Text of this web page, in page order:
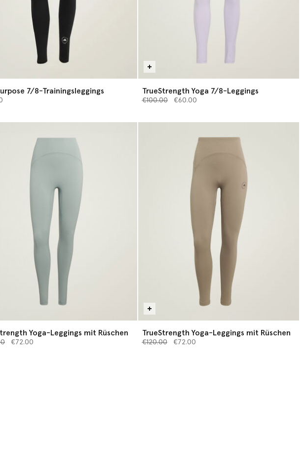
7/8-Trainingsleggings TrueStrength Yoga 7/8-Leggings
Preis reduziert von
€100.00bis€60.00
Yoga-Leggings mit Rüschen
von
bis€72.00
TrueStrength Yoga-Leggings mit Rüschen
Preis reduziert von
€120.00bis€72.00